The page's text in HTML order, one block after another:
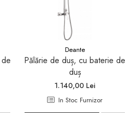
Deante
Pălărie de duș, cu baterie de
duș
1.140,00 Lei
In Stoc Furnizor